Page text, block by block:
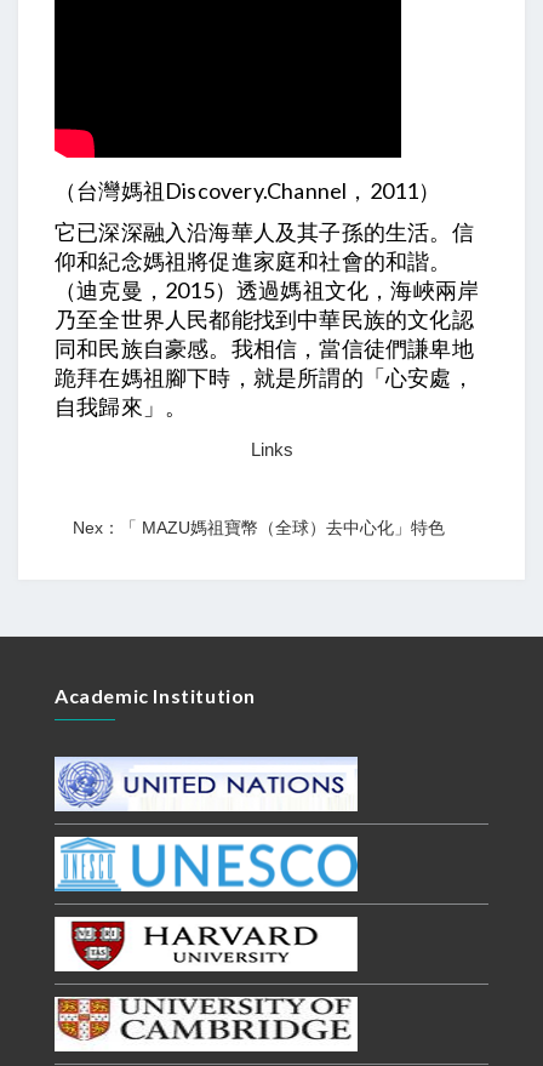
（台灣媽祖Discovery.Channel，2011）
它已深深融入沿海華人及其子孫的生活。信
仰和紀念媽祖將促進家庭和社會的和諧。
（迪克曼，2015）透過媽祖文化，海峽兩岸
乃至全世界人民都能找到中華民族的文化認
同和民族自豪感。我相信，當信徒們謙卑地
跪拜在媽祖腳下時，就是所謂的「心安處，
自我歸來」。
Links
Nex：「 MAZU媽祖寶幣（全球）去中心化」特色
Academic Institution